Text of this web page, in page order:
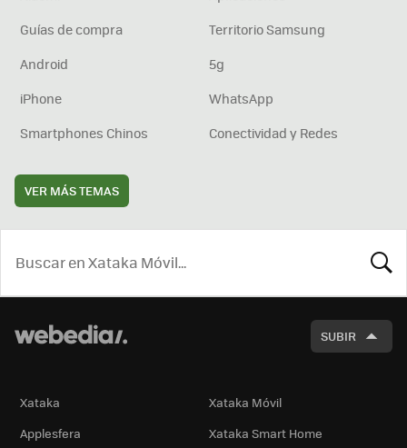
Guías de compra
Territorio Samsung
Android
5g
iPhone
WhatsApp
Smartphones Chinos
Conectividad y Redes
VER MÁS TEMAS
SUBIR
Xataka
Xataka Móvil
Applesfera
Xataka Smart Home